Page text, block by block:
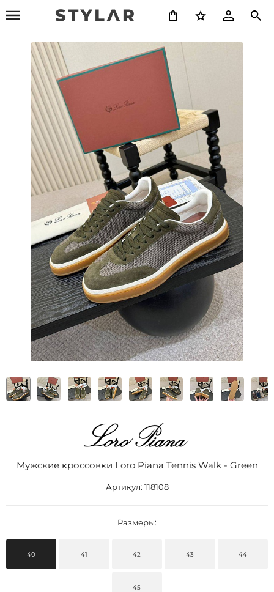
Мужские кроссовки Loro Piana Tennis Walk - Green
Артикул: 118108
Размеры:
40 41 42 43 44
45